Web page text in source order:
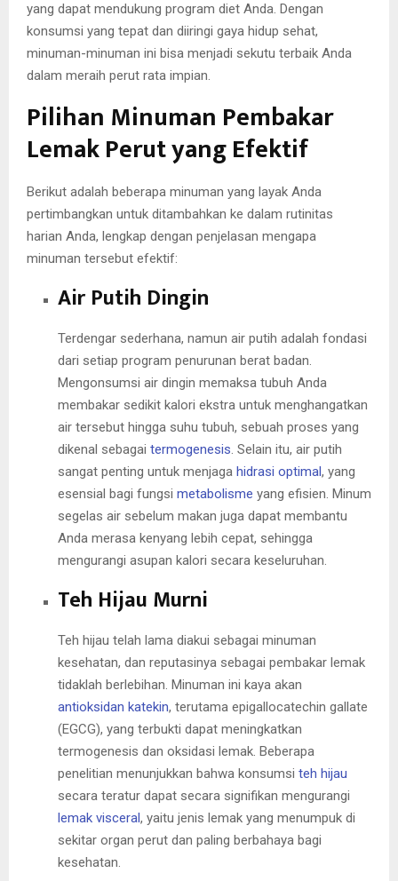
yang dapat mendukung program diet Anda. Dengan
konsumsi yang tepat dan diiringi gaya hidup sehat,
minuman-minuman ini bisa menjadi sekutu terbaik Anda
dalam meraih perut rata impian.
Pilihan Minuman Pembakar
Lemak Perut yang Efektif
Berikut adalah beberapa minuman yang layak Anda
pertimbangkan untuk ditambahkan ke dalam rutinitas
harian Anda, lengkap dengan penjelasan mengapa
minuman tersebut efektif:
Air Putih Dingin
Terdengar sederhana, namun air putih adalah fondasi
dari setiap program penurunan berat badan.
Mengonsumsi air dingin memaksa tubuh Anda
membakar sedikit kalori ekstra untuk menghangatkan
air tersebut hingga suhu tubuh, sebuah proses yang
dikenal sebagai termogenesis. Selain itu, air putih
sangat penting untuk menjaga hidrasi optimal, yang
esensial bagi fungsi metabolisme yang efisien. Minum
segelas air sebelum makan juga dapat membantu
Anda merasa kenyang lebih cepat, sehingga
mengurangi asupan kalori secara keseluruhan.
Teh Hijau Murni
Teh hijau telah lama diakui sebagai minuman
kesehatan, dan reputasinya sebagai pembakar lemak
tidaklah berlebihan. Minuman ini kaya akan
antioksidan katekin, terutama epigallocatechin gallate
(EGCG), yang terbukti dapat meningkatkan
termogenesis dan oksidasi lemak. Beberapa
penelitian menunjukkan bahwa konsumsi teh hijau
secara teratur dapat secara signifikan mengurangi
lemak visceral, yaitu jenis lemak yang menumpuk di
sekitar organ perut dan paling berbahaya bagi
kesehatan.